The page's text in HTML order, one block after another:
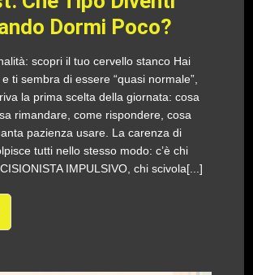
Dormi Poco?
scopri il tuo cervello stanco Hai
ti sembra di essere “quasi normale”,
la prima scelta della giornata: cosa
rimandare, come rispondere, cosa
pazienza usare. La carenza di
tutti nello stesso modo: c’è chi
IMPULSIVO, chi scivola[...]